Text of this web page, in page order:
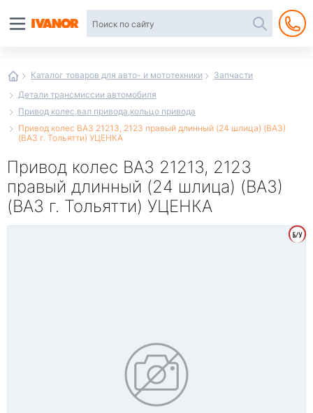
Каталог товаров для авто- и мототехники
Запчасти
Детали трансмиссии автомобиля
Привод колес,вал привода,кольцо привода
Привод колес ВАЗ 21213, 2123 правый длинный (24 шлица) (ВАЗ)
(ВАЗ г. Тольятти) УЦЕНКА
Привод колес ВАЗ 21213, 2123
правый длинный (24 шлица) (ВАЗ)
(ВАЗ г. Тольятти) УЦЕНКА
интернет-